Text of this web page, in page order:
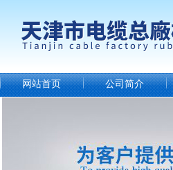
网站首页 公司简介